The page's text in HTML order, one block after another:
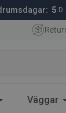
5 D
Väggar